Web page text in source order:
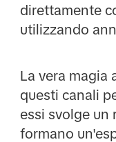
direttamente
utilizzando
La vera magia
questi canali
essi svolge un
formano